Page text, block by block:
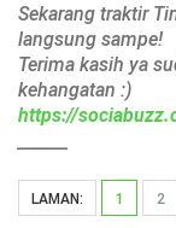
Sekarang traktir
langsung sampe!
Terima kasih ya
kehangatan :)
https://
LAMAN: 1 2